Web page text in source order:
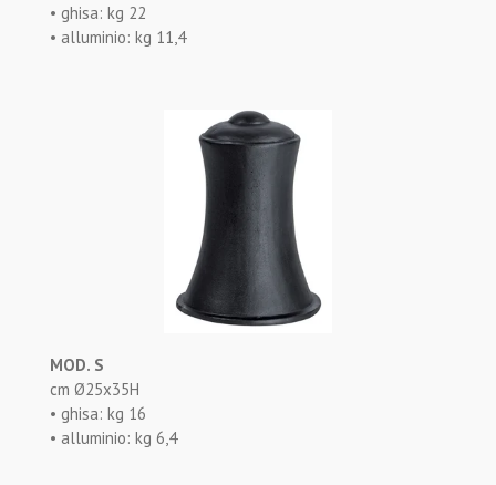
• ghisa: kg 22
• alluminio: kg 11,4
MOD. S
cm Ø25x35H
• ghisa: kg 16
• alluminio: kg 6,4